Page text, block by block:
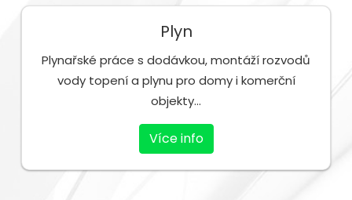
Plyn
Plynařské práce s dodávkou, montáží rozvodů
vody topení a plynu pro domy i komerční
objekty...
Více info